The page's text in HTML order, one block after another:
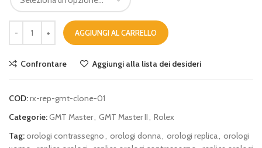
AGGIUNGI AL CARRELLO
Confrontare Aggiungi alla lista dei desideri
COD:rx-rep-gmt-clone-01
Categorie:GMT Master GMT Master II
Rolex
Tag:orologi contrassegno orologi donna orologi replica orologi